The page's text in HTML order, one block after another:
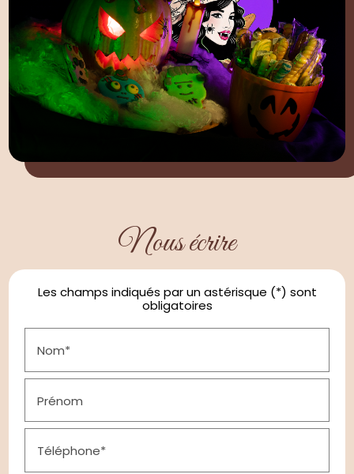
Nous écrire
Les champs indiqués par un astérisque (*) sont
obligatoires
Nom*
Prénom
Téléphone*